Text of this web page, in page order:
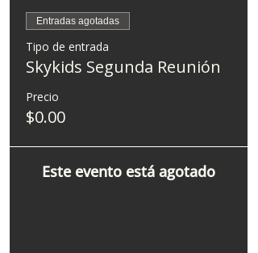
Entradas agotadas
Tipo de entrada
Skykids Segunda Reunión
Precio
$0.00
Este evento está agotado